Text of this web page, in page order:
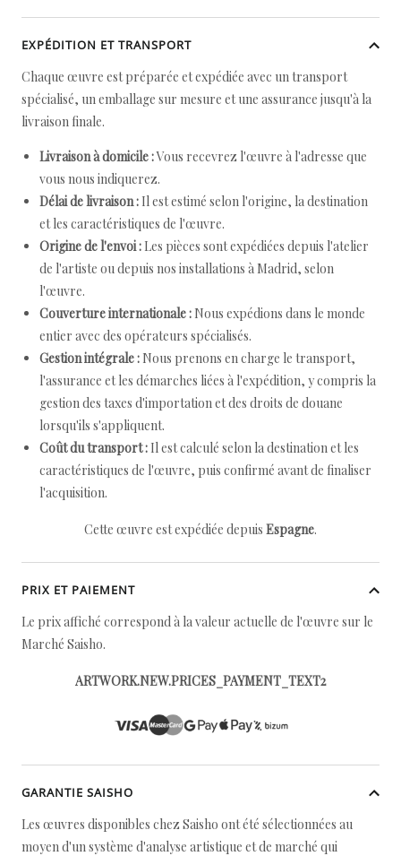
EXPÉDITION ET TRANSPORT
Chaque œuvre est préparée et expédiée avec un transport
spécialisé, un emballage sur mesure et une assurance jusqu'à la
livraison finale.
Livraison à domicile :Vous recevrez l'œuvre à l'adresse que
vous nous indiquerez.
Délai de livraison : Il est estimé selon l'origine, la destination
et les caractéristiques de l'œuvre.
Origine de l'envoi : Les pièces sont expédiées depuis l'atelier
de l'artiste ou depuis nos installations à Madrid, selon
l'œuvre.
Couverture internationale : Nous expédions dans le monde
entier avec des opérateurs spécialisés.
Gestion intégrale : Nous prenons en charge le transport,
l'assurance et les démarches liées à l'expédition, y compris la
gestion des taxes d'importation et des droits de douane
lorsqu'ils s'appliquent.
Coût du transport : Il est calculé selon la destination et les
caractéristiques de l'œuvre, puis confirmé avant de finaliser
l'acquisition.
Cette œuvre est expédiée depuis Espagne.
PRIX ET PAIEMENT
Le prix affiché correspond à la valeur actuelle de l'œuvre sur le
Marché Saisho.
ARTWORK.NEW.PRICES_PAYMENT_TEXT2
GARANTIE SAISHO
Les œuvres disponibles chez Saisho ont été sélectionnées au
moyen d'un système d'analyse artistique et de marché qui